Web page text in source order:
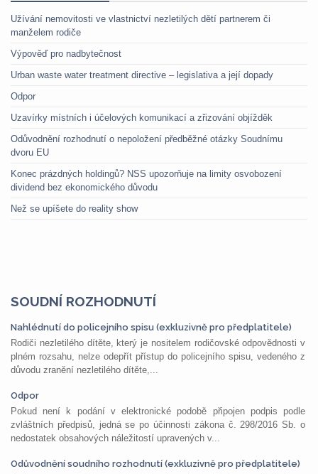
Užívání nemovitosti ve vlastnictví nezletilých dětí partnerem či
manželem rodiče
Výpověď pro nadbytečnost
Urban waste water treatment directive – legislativa a její dopady
Odpor
Uzavírky místních i účelových komunikací a zřizování objížděk
Odůvodnění rozhodnutí o nepoložení předběžné otázky Soudnímu
dvoru EU
Konec prázdných holdingů? NSS upozorňuje na limity osvobození
dividend bez ekonomického důvodu
Než se upíšete do reality show
SOUDNÍ ROZHODNUTÍ
Nahlédnutí do policejního spisu (exkluzivně pro předplatitele)
Rodiči nezletilého dítěte, který je nositelem rodičovské odpovědnosti v
plném rozsahu, nelze odepřít přístup do policejního spisu, vedeného z
důvodu zranění nezletilého dítěte,...
Odpor
Pokud není k podání v elektronické podobě připojen podpis podle
zvláštních předpisů, jedná se po účinnosti zákona č. 298/2016 Sb. o
nedostatek obsahových náležitostí upravených v...
Odůvodnění soudního rozhodnutí (exkluzivně pro předplatitele)